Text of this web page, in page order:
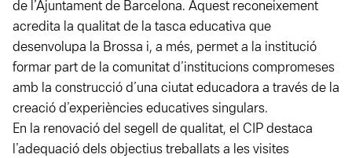
de l’Ajuntament de Barcelona. Aquest reconeixement
acredita la qualitat de la tasca educativa que
desenvolupa la Brossa i, a més, permet a la institució
formar part de la comunitat d’institucions compromeses
amb la construcció d’una ciutat educadora a través de la
creació d’experiències educatives singulars.
En la renovació del segell de qualitat, el CIP destaca
l’adequació dels objectius treballats a les visites